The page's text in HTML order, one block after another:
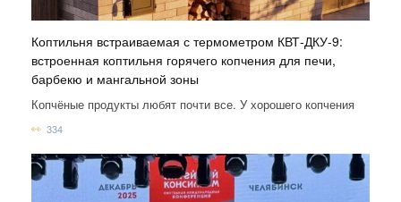
Коптильня встраиваемая с термометром КВТ-ДКУ-9:
встроенная коптильня горячего копчения для печи,
барбекю и мангальной зоны
Копчёные продукты любят почти все. У хорошего копчения
334